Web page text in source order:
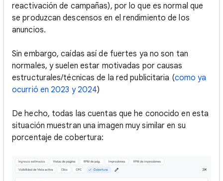
reactivación de campañas), por lo que es normal que
se produzcan descensos en el rendimiento de los
anuncios.
Sin embargo, caídas así de fuertes ya no son tan
normales, y suelen estar motivadas por causas
estructurales/técnicas de la red publicitaria (como ya
ocurrió en 2023 y 2024)
De hecho, todas las cuentas que he conocido en esta
situación muestran una imagen muy similar en su
porcentaje de cobertura: